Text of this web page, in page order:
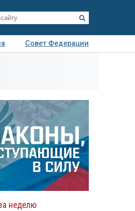
Совет Федерации
неделю